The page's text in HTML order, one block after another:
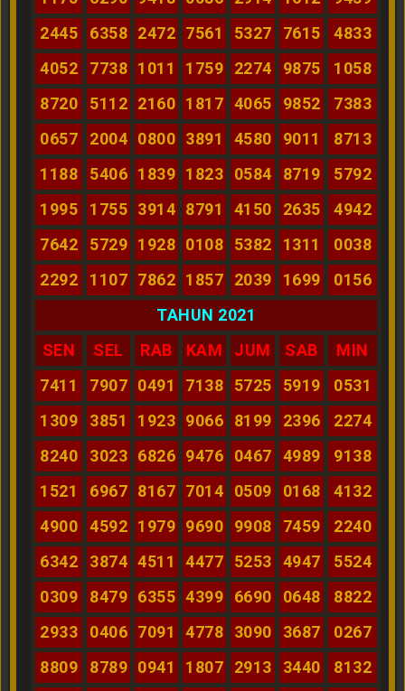
2445
6358 2472 7561 5327 7615
4833
4052
7738 1011 1759 2274 9875
1058
8720
5112 2160 1817 4065 9852
7383
0657
2004 0800 3891 4580 9011
8713
1188
5406 1839 1823 0584 8719
5792
1995
1755 3914 8791 4150 2635
4942
7642
5729 1928 0108 5382 1311
0038
2292
1107 7862 1857 2039 1699
0156
TAHUN 2021
SEN
SEL RAB KAM JUM SAB
MIN
7411
7907 0491 7138 5725 5919
0531
1309
3851 1923 9066 8199 2396
2274
8240
3023 6826 9476 0467 4989
9138
1521
6967 8167 7014 0509 0168
4132
4900
4592 1979 9690 9908 7459
2240
6342
3874 4511 4477 5253 4947
5524
0309
8479 6355 4399 6690 0648
8822
2933
0406 7091 4778 3090 3687
0267
8809
8789 0941 1807 2913 3440
8132